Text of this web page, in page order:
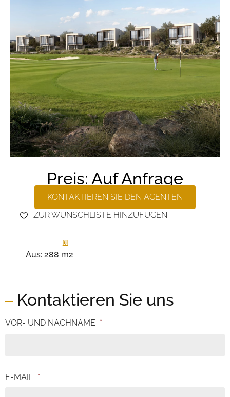
Preis: Auf Anfrage
KONTAKTIEREN SIE DEN AGENTEN
ZUR WUNSCHLISTE HINZUFÜGEN
Aus: 288 m2
Kontaktieren Sie uns
VOR- UND NACHNAME *
E-MAIL *